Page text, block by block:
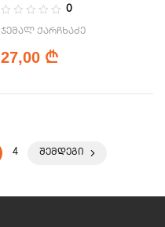
0
ჯემალ ქარჩხაძე
27,00 ₾
4 ᲨᲔᲛᲓᲔᲒᲘ